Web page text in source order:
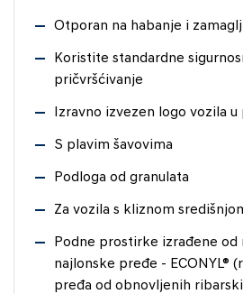
Otporan na habanje i
Koristite standardne
pričvršćivanje
Izravno izvezen logo vozila
S plavim šavovima
Podloga od granulata
Za vozila s kliznom
Podne prostirke izrađene od
najlonske pređe - ECONYL®
pređa od obnovljenih